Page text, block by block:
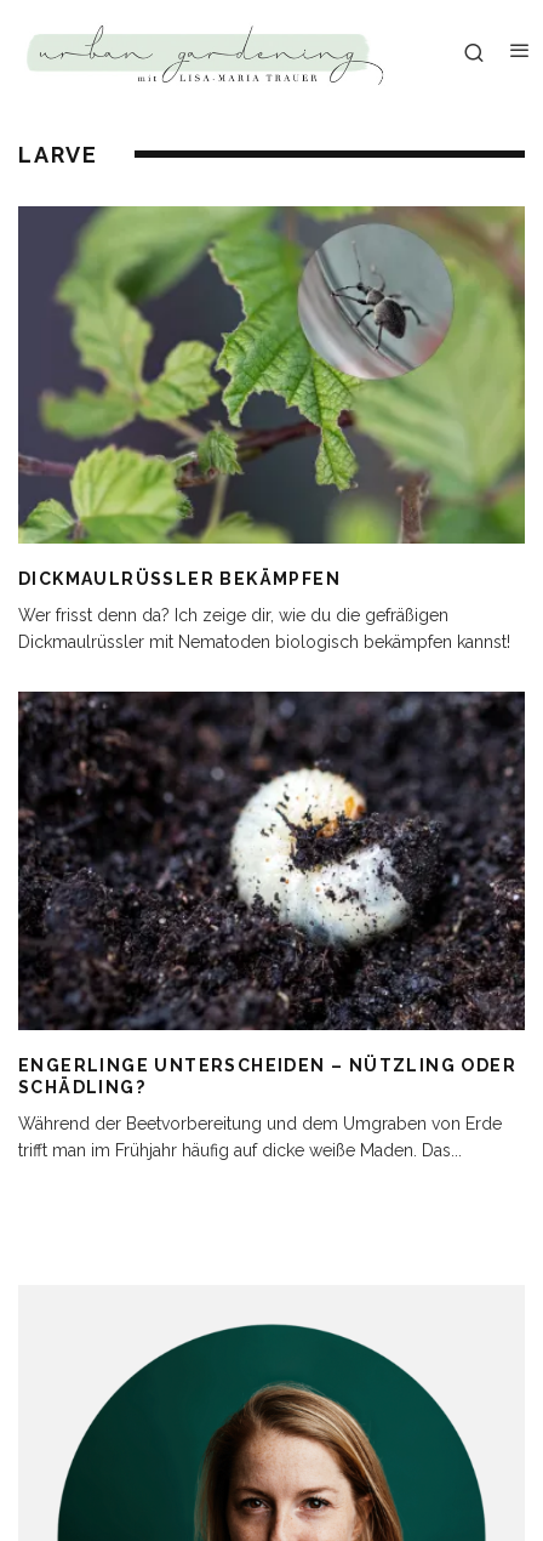
LARVE
DICKMAULRÜSSLER BEKÄMPFEN
Wer frisst denn da? Ich zeige dir, wie du die gefräßigen
Dickmaulrüssler mit Nematoden biologisch bekämpfen kannst!
ENGERLINGE UNTERSCHEIDEN – NÜTZLING ODER
SCHÄDLING?
Während der Beetvorbereitung und dem Umgraben von Erde
trifft man im Frühjahr häufig auf dicke weiße Maden. Das